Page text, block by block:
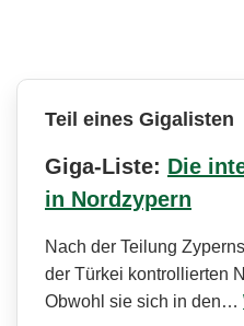
Teil eines Gigalisten
Giga-Liste: Die
in Nordzypern
Nach der Teilung
der Türkei kontrollierten
Obwohl sie sich in den…